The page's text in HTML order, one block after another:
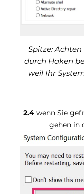
Spitze:
durch Haken
weil Ihr
2.4wenn Sie
gehen in